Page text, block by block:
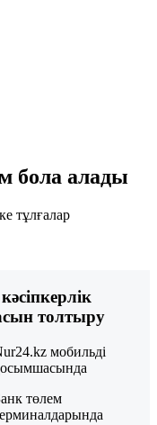
бола алады
тұлғалар
толтыру
мобильді
төлем